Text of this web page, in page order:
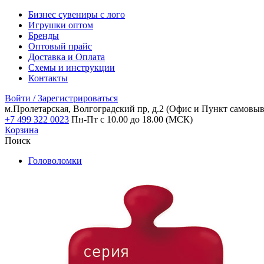
Бизнес сувениры с лого
Игрушки оптом
Бренды
Оптовый прайс
Доставка и Оплата
Схемы и инструкции
Контакты
Войти / Зарегистрироваться
м.Пролетарская, Волгоградский пр, д.2 (Офис и Пункт
+7 499 322 0023 Пн-Пт с 10.00 до 18.00 (МСК)
Корзина
Поиск
Головоломки